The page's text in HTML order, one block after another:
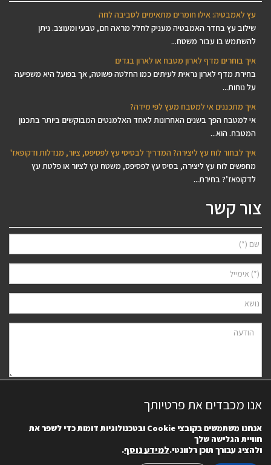
עץ לאמבטיה: אילו חומרים מתאימים לסביבה לחה
שילוב עץ בחדר האמבטיה מעניק לחלל מראה חם, טבעי ומעוצב. ניתן
להשתמש בו עבור משטח...
איך בוחרים מדף לארון מטבח או לארון בגדים
בחירת מדף לארון נראית לעיתים כמו החלטה פשוטה, אך בפועל היא משפיעה
על נוחות...
איך מתכננים אי למטבח מעץ לפי מידה?
אי למטבח הפך בשנים האחרונות לאחד האלמנטים המבוקשים ביותר בתכנון
המטבח. הוא...
איך לבחור לוח עץ ליצירה? המדריך לבסיסי עץ לפסיפס, ציור, מנדלות ודקופאז'
מחפשים לוח עץ ליצירה, בסיס עץ לפסיפס, משטח עץ לציור או פלטת עץ
לדקופאז’? בחירת...
צור קשר
הפרטיותשל האתר. ידוע לי שאוכל לבטל את הרישום בכל עת.
אנו מכבדים את פרטיותך
אנחנו משתמשים בקובציCookie ובטכנולוגיות דומות כדי לשפר את
חוויית הגלישה שלך
ולהציג עבורך תוכן רלוונטי.למידע נוסף.